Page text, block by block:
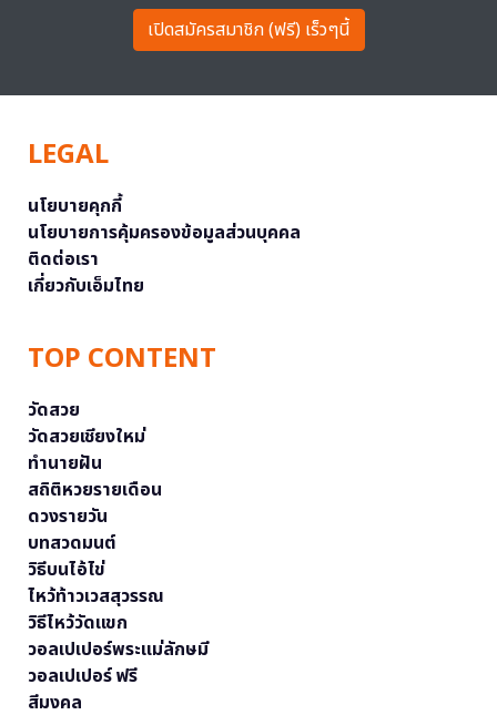
เปิดสมัครสมาชิก (ฟรี) เร็วๆนี้
LEGAL
นโยบายคุกกี้
นโยบายการคุ้มครองข้อมูลส่วนบุคคล
ติดต่อเรา
เกี่ยวกับเอ็มไทย
TOP CONTENT
วัดสวย
วัดสวยเชียงใหม่
ทำนายฝัน
สถิติหวยรายเดือน
ดวงรายวัน
บทสวดมนต์
วิธีบนไอ้ไข่
ไหว้ท้าวเวสสุวรรณ
วิธีไหว้วัดแขก
วอลเปเปอร์พระแม่ลักษมี
วอลเปเปอร์ ฟรี
สีมงคล